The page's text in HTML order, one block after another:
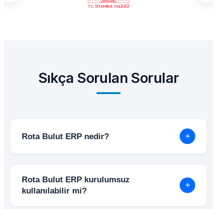
Sıkça Sorulan Sorular
Rota Bulut ERP nedir? +
platform üzerinden yönetebileceğiniz bulut
tabanlı ERP yazılımıdır. Kurulum gerektirmez
Rota Bulut ERP kurulumsuz
kullanılabilir mi?
+